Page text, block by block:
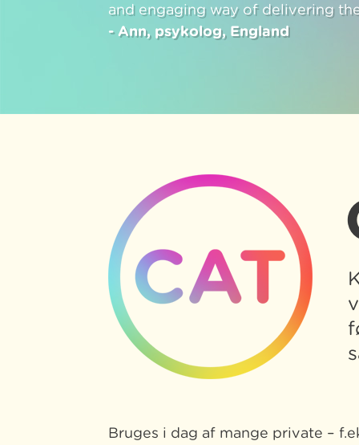
and engaging way of delivering
- Ann, psykolog, England
Bruges i dag af mange private –